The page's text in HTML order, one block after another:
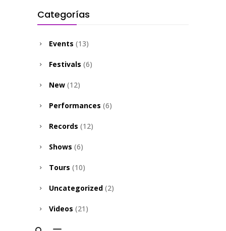
Categorías
Events (13)
Festivals (6)
New (12)
Performances (6)
Records (12)
Shows (6)
Tours (10)
Uncategorized (2)
Videos (21)